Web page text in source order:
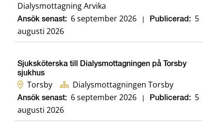
Dialysmottagning Arvika
Ansök senast: 6 september 2026 Publicerad: 5
augusti 2026
Sjuksköterska till Dialysmottagningen på Torsby
sjukhus
Torsby Dialysmottagningen Torsby
Ansök senast: 6 september 2026 Publicerad: 5
augusti 2026